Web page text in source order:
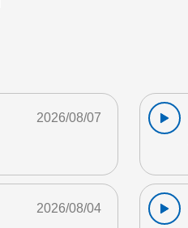
2026/08/07
2026/08/04